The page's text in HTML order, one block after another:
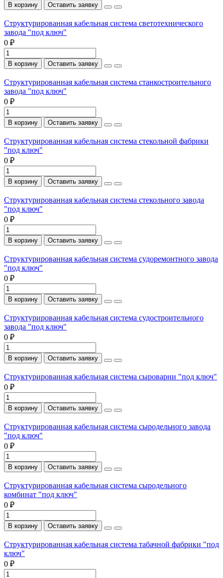
В корзину Оставить заявку
Структурированная кабельная система светотехнического
завода "под ключ"
0 ₽
В корзину Оставить заявку
Структурированная кабельная система станкостроительного
завода "под ключ"
0 ₽
В корзину Оставить заявку
Структурированная кабельная система стекольной фабрики
"под ключ"
0 ₽
В корзину Оставить заявку
Структурированная кабельная система стекольного завода
"под ключ"
0 ₽
В корзину Оставить заявку
Структурированная кабельная система судоремонтного завода
"под ключ"
0 ₽
В корзину Оставить заявку
Структурированная кабельная система судостроительного
завода "под ключ"
0 ₽
В корзину Оставить заявку
Структурированная кабельная система сыроварни "под ключ"
0 ₽
В корзину Оставить заявку
Структурированная кабельная система сыродельного завода
"под ключ"
0 ₽
В корзину Оставить заявку
Структурированная кабельная система сыродельного
комбинат "под ключ"
0 ₽
В корзину Оставить заявку
Структурированная кабельная система табачной фабрики "под
ключ"
0 ₽